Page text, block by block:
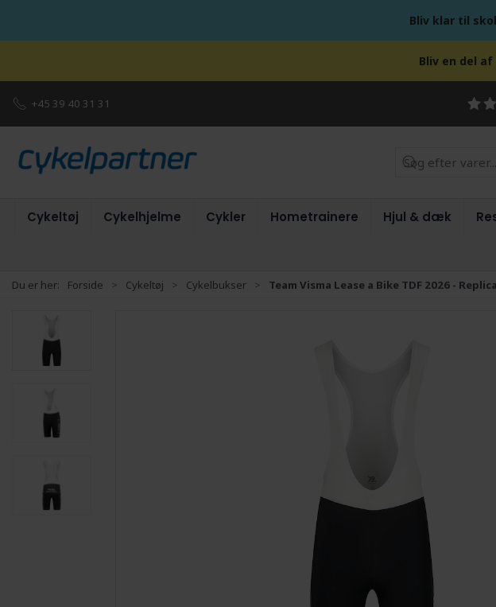
Bliv klar til
Bliv en del
+45 39 40 31 31
Cykeltøj Cykelhjelme Cykler Hometrainere Hjul & dæk
Du er her: Forside Cykeltøj Cykelbukser Team Visma Lease a Bike TDF 2026 -